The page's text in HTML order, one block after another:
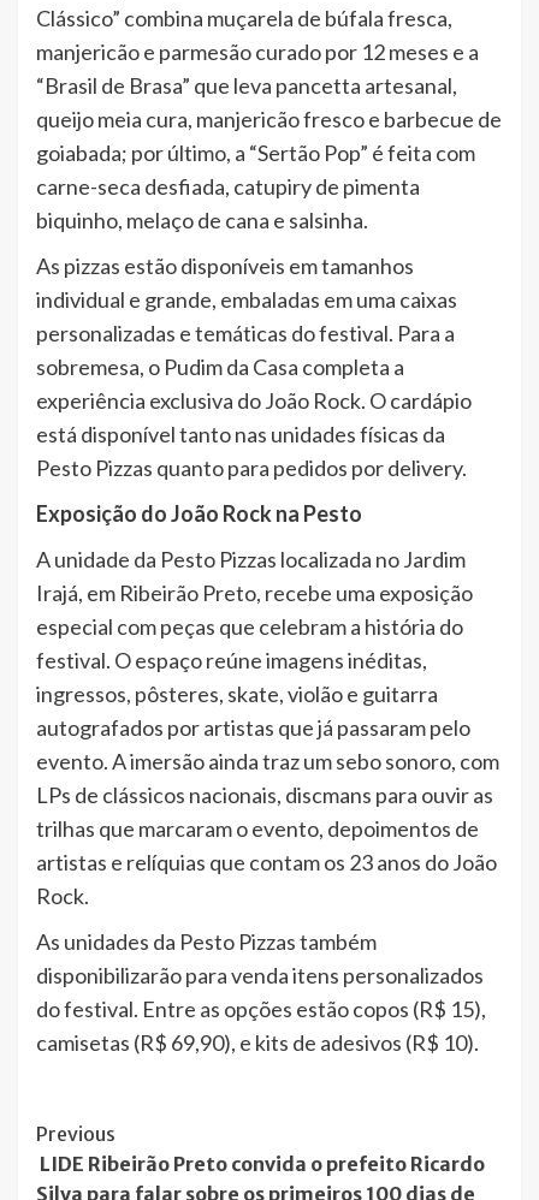
Clássico” combina muçarela de búfala fresca,
manjericão e parmesão curado por 12 meses e a
“Brasil de Brasa” que leva pancetta artesanal,
queijo meia cura, manjericão fresco e barbecue de
goiabada; por último, a “Sertão Pop” é feita com
carne-seca desfiada, catupiry de pimenta
biquinho, melaço de cana e salsinha.
As pizzas estão disponíveis em tamanhos
individual e grande, embaladas em uma caixas
personalizadas e temáticas do festival. Para a
sobremesa, o Pudim da Casa completa a
experiência exclusiva do João Rock. O cardápio
está disponível tanto nas unidades físicas da
Pesto Pizzas quanto para pedidos por delivery.
Exposição do João Rock na Pesto
A unidade da Pesto Pizzas localizada no Jardim
Irajá, em Ribeirão Preto, recebe uma exposição
especial com peças que celebram a história do
festival. O espaço reúne imagens inéditas,
ingressos, pôsteres, skate, violão e guitarra
autografados por artistas que já passaram pelo
evento. A imersão ainda traz um sebo sonoro, com
LPs de clássicos nacionais, discmans para ouvir as
trilhas que marcaram o evento, depoimentos de
artistas e relíquias que contam os 23 anos do João
Rock.
As unidades da Pesto Pizzas também
disponibilizarão para venda itens personalizados
do festival. Entre as opções estão copos (R$ 15),
camisetas (R$ 69,90), e kits de adesivos (R$ 10).
Post
Navigation
Previous
LIDE Ribeirão Preto convida o prefeito Ricardo
Silva para falar sobre os primeiros 100 dias de